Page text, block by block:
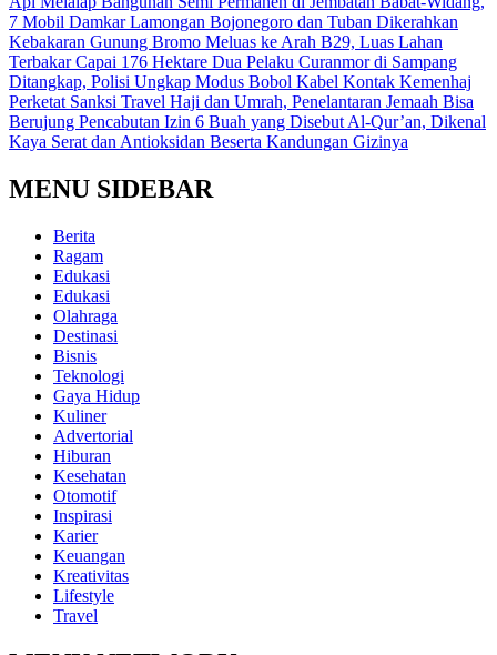
7 Mobil Damkar Lamongan Bojonegoro dan Tuban Dikerahkan
Kebakaran Gunung Bromo Meluas ke Arah B29, Luas Lahan
Terbakar Capai 176 Hektare Dua Pelaku Curanmor di Sampang
Ditangkap, Polisi Ungkap Modus Bobol Kabel Kontak Kemenhaj
Perketat Sanksi Travel Haji dan Umrah, Penelantaran Jemaah Bisa
Berujung Pencabutan Izin 6 Buah yang Disebut Al-Qur’an, Dikenal
Kaya Serat dan Antioksidan Beserta Kandungan Gizinya
MENU SIDEBAR
Berita
Ragam
Edukasi
Edukasi
Olahraga
Destinasi
Bisnis
Teknologi
Gaya Hidup
Kuliner
Advertorial
Hiburan
Kesehatan
Otomotif
Inspirasi
Karier
Keuangan
Kreativitas
Lifestyle
Travel